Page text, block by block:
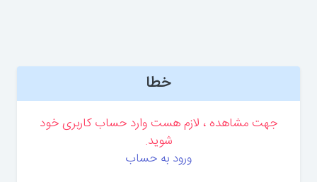
خطا
جهت مشاهده ، لازم هست وارد حساب کاربری خود
شوید.
ورود به حساب